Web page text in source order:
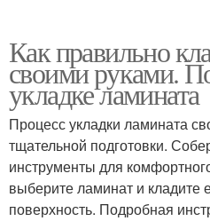
Как правильно
своими руками.
укладке ламината
Процесс укладки ламината
тщательной подготовки.
инструменты для
выберите ламинат и кладите
поверхность. Подробная